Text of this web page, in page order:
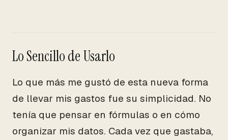
Lo Sencillo de Usarlo
Lo que más me gustó de esta nueva forma
de llevar mis gastos fue su simplicidad. No
tenía que pensar en fórmulas o en cómo
organizar mis datos. Cada vez que gastaba,